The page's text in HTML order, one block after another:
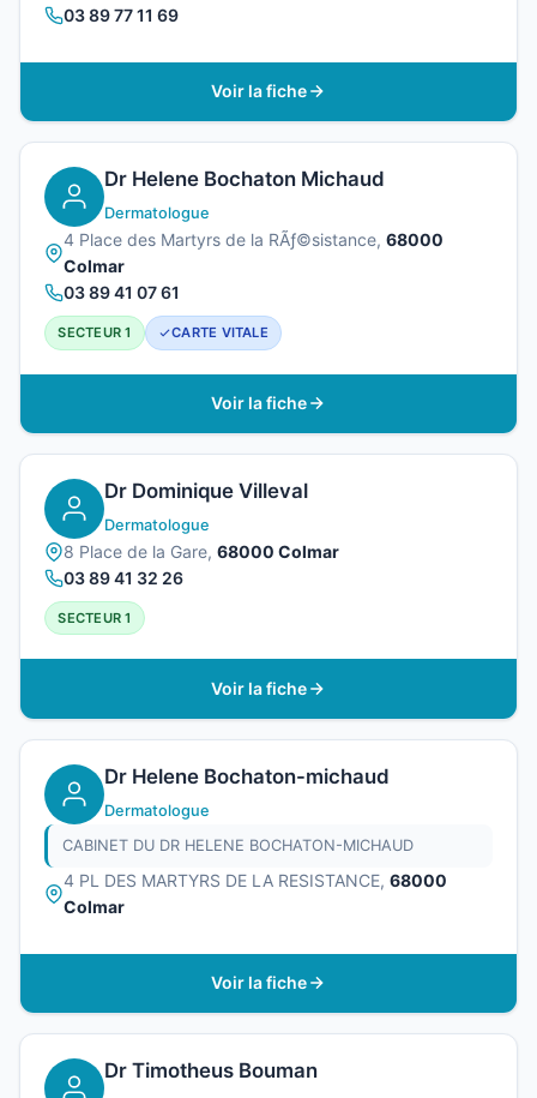
03 89 77 11 69
Voir la fiche
Dr Helene Bochaton Michaud
Dermatologue
4 Place des Martyrs de la RÃƒ©sistance, 68000
Colmar
03 89 41 07 61
SECTEUR 1 CARTE VITALE
Voir la fiche
Dr Dominique Villeval
Dermatologue
8 Place de la Gare, 68000 Colmar
03 89 41 32 26
SECTEUR 1
Voir la fiche
Dr Helene Bochaton-michaud
Dermatologue
CABINET DU DR HELENE BOCHATON-MICHAUD
4 PL DES MARTYRS DE LA RESISTANCE, 68000
Colmar
Voir la fiche
Dr Timotheus Bouman